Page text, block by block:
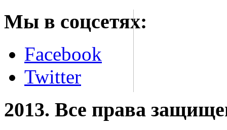
Мы в соцсетях:
Facebook
Twitter
2013. Все права